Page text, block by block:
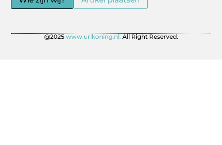
@2025 www.urlkoning.nl. All Right Reserved.